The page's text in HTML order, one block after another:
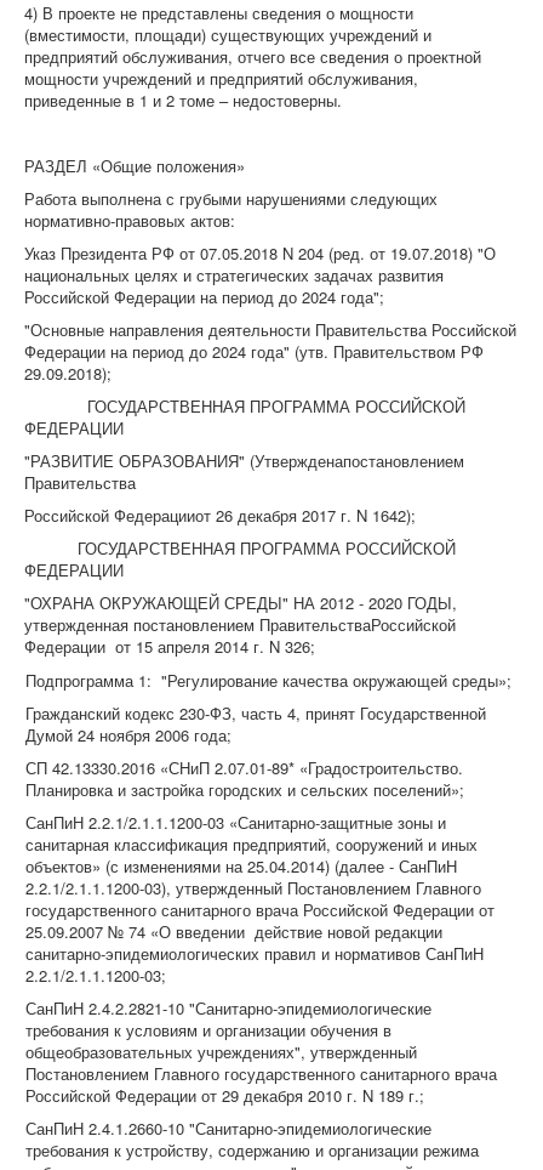
4) В проекте не представлены сведения о мощности
(вместимости, площади) существующих учреждений и
предприятий обслуживания, отчего все сведения о проектной
мощности учреждений и предприятий обслуживания,
приведенные в 1 и 2 томе – недостоверны.
РАЗДЕЛ «Общие положения»
Работа выполнена с грубыми нарушениями следующих
нормативно-правовых актов:
Указ Президента РФ от 07.05.2018 N 204 (ред. от 19.07.2018) "О
национальных целях и стратегических задачах развития
Российской Федерации на период до 2024 года";
"Основные направления деятельности Правительства Российской
Федерации на период до 2024 года" (утв. Правительством РФ
29.09.2018);
ГОСУДАРСТВЕННАЯ ПРОГРАММА РОССИЙСКОЙ
ФЕДЕРАЦИИ
"РАЗВИТИЕ ОБРАЗОВАНИЯ" (Утвержденапостановлением
Правительства
Российской Федерацииот 26 декабря 2017 г. N 1642);
ГОСУДАРСТВЕННАЯ ПРОГРАММА РОССИЙСКОЙ
ФЕДЕРАЦИИ
"ОХРАНА ОКРУЖАЮЩЕЙ СРЕДЫ" НА 2012 - 2020 ГОДЫ,
утвержденная постановлением ПравительстваРоссийской
Федерации от 15 апреля 2014 г. N 326;
Подпрограмма 1: "Регулирование качества окружающей среды»;
Гражданский кодекс 230-ФЗ, часть 4, принят Государственной
Думой 24 ноября 2006 года;
СП 42.13330.2016 «СНиП 2.07.01-89* «Градостроительство.
Планировка и застройка городских и сельских поселений»;
СанПиН 2.2.1/2.1.1.1200-03 «Санитарно-защитные зоны и
санитарная классификация предприятий, сооружений и иных
объектов» (с изменениями на 25.04.2014) (далее - СанПиН
2.2.1/2.1.1.1200-03), утвержденный Постановлением Главного
государственного санитарного врача Российской Федерации от
25.09.2007 № 74 «О введении действие новой редакции
санитарно-эпидемиологических правил и нормативов СанПиН
2.2.1/2.1.1.1200-03;
СанПиН 2.4.2.2821-10 "Санитарно-эпидемиологические
требования к условиям и организации обучения в
общеобразовательных учреждениях", утвержденный
Постановлением Главного государственного санитарного врача
Российской Федерации от 29 декабря 2010 г. N 189 г.;
СанПиН 2.4.1.2660-10 "Санитарно-эпидемиологические
требования к устройству, содержанию и организации режима